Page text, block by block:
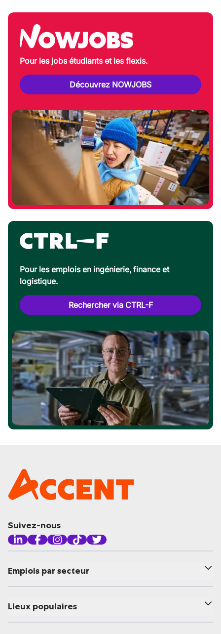
Pour les jobs étudiants et les flexis.
Découvrez NOWJOBS
Pour les emplois en ingénierie, finance et
logistique.
Rechercher via CTRL-F
Suivez-nous
Emplois par secteur
Lieux populaires